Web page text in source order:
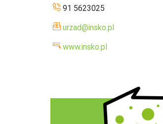
91 5623025
urzad@insko.pl
www.insko.pl